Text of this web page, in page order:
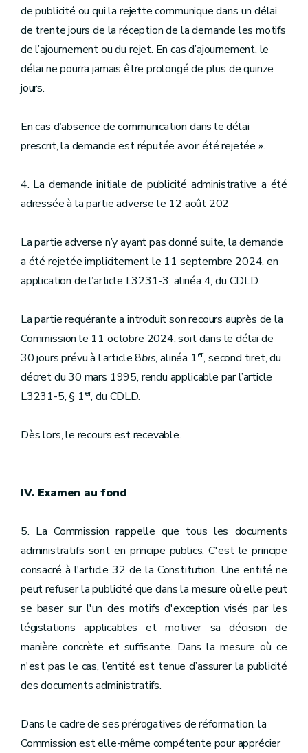
de publicité ou qui la rejette communique dans un délai
de trente jours de la réception de la demande les motifs
de l’ajournement ou du rejet. En cas d’ajournement, le
délai ne pourra jamais être prolongé de plus de quinze
jours.
En cas d’absence de communication dans le délai
prescrit, la demande est réputée avoir été rejetée ».
4. La demande initiale de publicité administrative a été
adressée à la partie adverse le 12 août 202
La partie adverse n’y ayant pas donné suite, la demande
a été rejetée implicitement le 11 septembre 2024, en
application de l’article L3231-3, alinéa 4, du CDLD.
La partie requérante a introduit son recours auprès de la
Commission le 11 octobre 2024, soit dans le délai de
30 jours prévu à l’article 8bis, alinéa 1er, second tiret, du
décret du 30 mars 1995, rendu applicable par l’article
L3231-5, § 1er, du CDLD.
Dès lors, le recours est recevable.
IV. Examen au fond
5. La Commission rappelle que tous les documents
administratifs sont en principe publics. C'est le principe
consacré à l'article 32 de la Constitution. Une entité ne
peut refuser la publicité que dans la mesure où elle peut
se baser sur l'un des motifs d'exception visés par les
législations applicables et motiver sa décision de
manière concrète et suffisante. Dans la mesure où ce
n'est pas le cas, l’entité est tenue d’assurer la publicité
des documents administratifs.
Dans le cadre de ses prérogatives de réformation, la
Commission est elle-même compétente pour apprécier